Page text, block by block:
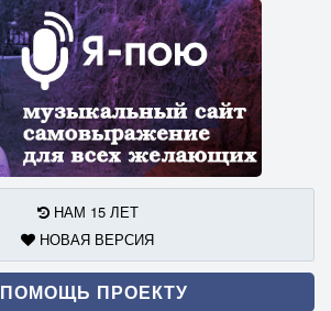
НАМ 15 ЛЕТ
НОВАЯ ВЕРСИЯ
ПОМОЩЬ ПРОЕКТУ